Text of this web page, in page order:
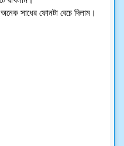
সাধের ফোনটা বেচে দিলাম।